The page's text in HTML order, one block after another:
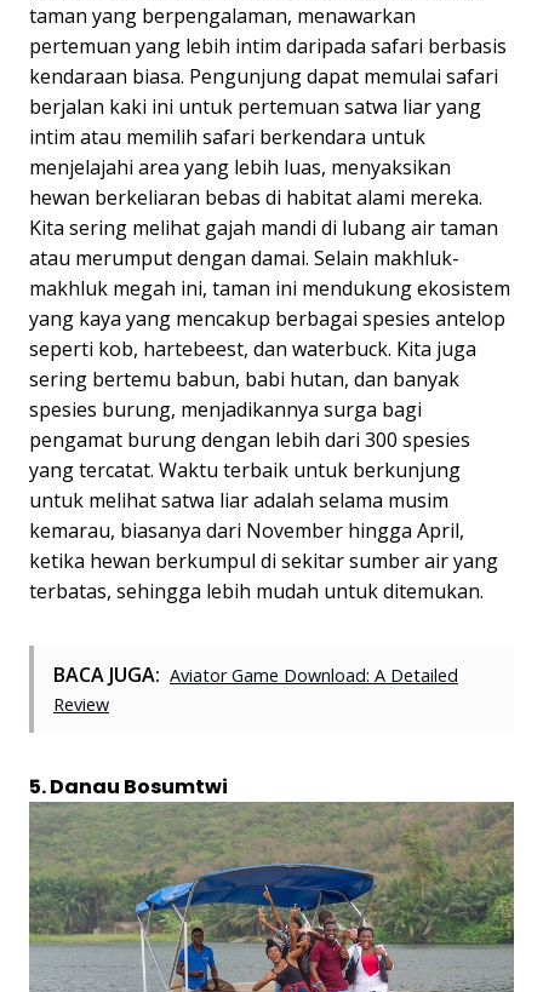
taman yang berpengalaman, menawarkan
pertemuan yang lebih intim daripada safari berbasis
kendaraan biasa. Pengunjung dapat memulai safari
berjalan kaki ini untuk pertemuan satwa liar yang
intim atau memilih safari berkendara untuk
menjelajahi area yang lebih luas, menyaksikan
hewan berkeliaran bebas di habitat alami mereka.
Kita sering melihat gajah mandi di lubang air taman
atau merumput dengan damai. Selain makhluk-
makhluk megah ini, taman ini mendukung ekosistem
yang kaya yang mencakup berbagai spesies antelop
seperti kob, hartebeest, dan waterbuck. Kita juga
sering bertemu babun, babi hutan, dan banyak
spesies burung, menjadikannya surga bagi
pengamat burung dengan lebih dari 300 spesies
yang tercatat. Waktu terbaik untuk berkunjung
untuk melihat satwa liar adalah selama musim
kemarau, biasanya dari November hingga April,
ketika hewan berkumpul di sekitar sumber air yang
terbatas, sehingga lebih mudah untuk ditemukan.
BACA JUGA: Aviator Game Download: A Detailed
Review
5. Danau Bosumtwi